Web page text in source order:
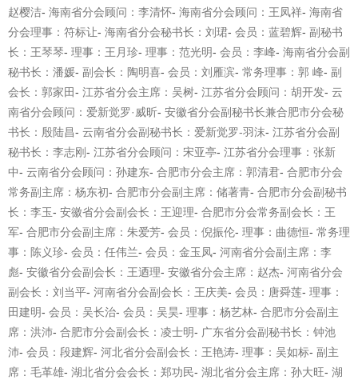
赵樱洁- 海南省分会顾问：李清怀- 海南省分会顾问：王凤祥- 海南省
分会理事：符标让- 海南省分会秘书长：刘珺- 会员：蓝碧辉- 副秘书
长：王琴琴- 理事：王月珍- 理事：范光明- 会员：李峰- 海南省分会副
秘书长：潘媛- 副会长：陶明喜- 会员：刘雁滨- 常务理事：郭 峰- 副
会长：郭家田- 江苏省分会主席：吴树- 江苏省分会顾问：胡开发- 云
南省分会顾问：爱新觉罗· 威昕- 安徽省分会副秘书长兼合肥市分会秘
书长：殷陆昌- 云南省分会副秘书长：爱新觉罗-羽沫- 江苏省分会副
秘书长：李志刚- 江苏省分会顾问：宋亚亭- 江苏省分会理事：张新
中- 云南省分会顾问：孙建东- 合肥市分会主席：郭清君- 合肥市分会
常务副主席：杨东初- 合肥市分会副主席：储著青- 合肥市分会副秘书
长：李玉- 安徽省分会副会长：王迎理- 合肥市分会常务副会长：王
军- 合肥市分会副主席：朱爱芳- 会员：倪振伦- 理事：曲德恒- 常务理
事：陈义珍- 会员：任伟兰- 会员：金玉凤- 河南省分会副主席：李
彪- 安徽省分会副会长：王迺理- 安徽省分会主席：赵杰- 河南省分会
副会长：刘当平- 河南省分会副会长：王庆美- 会员：唐舜莲- 理事：
田建明- 会员：吴长治- 会员：吴昊- 理事：杨艺林- 合肥市分会副主
席：洪沛- 合肥市分会副会长：凌士明- 广东省分会副秘书长：钟池
沛- 会员：段建辉- 河北省分会副会长：王艳涛- 理事：吴如标- 副主
席：毛革雄- 湖北省分会会长：郑功民- 湖北省分会主席：孙大旺- 湖